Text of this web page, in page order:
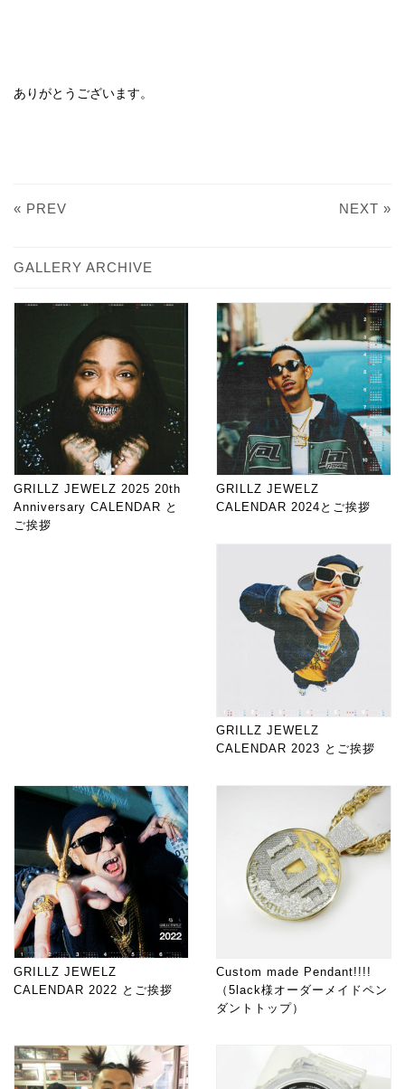
ありがとうございます。
« PREV NEXT »
GALLERY ARCHIVE
GRILLZ JEWELZ 2025 20th
Anniversary CALENDAR と
ご挨拶
GRILLZ JEWELZ
CALENDAR 2024とご挨拶
GRILLZ JEWELZ
CALENDAR 2023 とご挨拶
GRILLZ JEWELZ
CALENDAR 2022 とご挨拶
Custom made Pendant!!!!
（5lack様オーダーメイドペン
ダントトップ）